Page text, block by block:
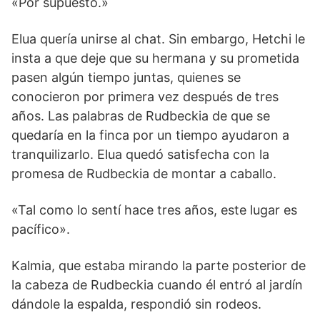
Elua quería unirse al chat. Sin embargo, Hetchi le
insta a que deje que su hermana y su prometida
pasen algún tiempo juntas, quienes se
conocieron por primera vez después de tres
años. Las palabras de Rudbeckia de que se
quedaría en la finca por un tiempo ayudaron a
tranquilizarlo. Elua quedó satisfecha con la
promesa de Rudbeckia de montar a caballo.
«Tal como lo sentí hace tres años, este lugar es
pacífico».
Kalmia, que estaba mirando la parte posterior de
la cabeza de Rudbeckia cuando él entró al jardín
dándole la espalda, respondió sin rodeos.